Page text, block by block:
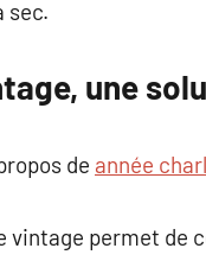
sec.
une
de année
vintage permet de